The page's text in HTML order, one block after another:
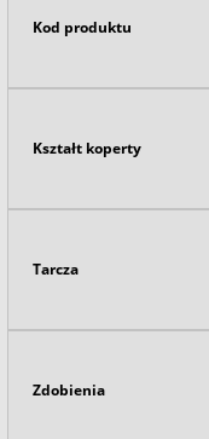
Kod produktu
Kształt koperty
Tarcza
Zdobienia